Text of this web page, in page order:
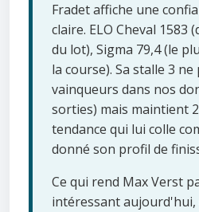
Fradet affiche une
claire. ELO Cheval 1583
du lot), Sigma 79,4 (le
la course). Sa stalle 3
vainqueurs dans nos
sorties) mais maintient
tendance qui lui colle
donné son profil de
Ce qui rend Max Verst
intéressant aujourd'hui,